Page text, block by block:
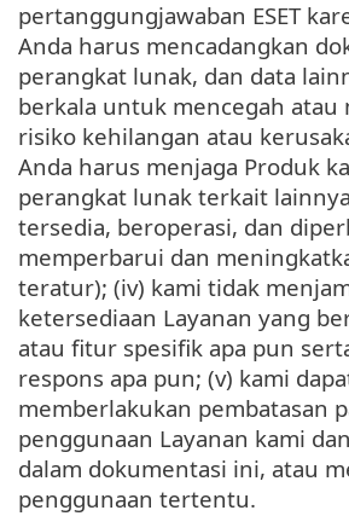
pertanggungjawaban ESET
Anda harus mencadangkan
perangkat lunak, dan data
berkala untuk mencegah atau
risiko kehilangan atau
Anda harus menjaga Produk
perangkat lunak terkait
tersedia, beroperasi, dan
memperbarui dan
teratur); (iv) kami tidak
ketersediaan Layanan yang
atau fitur spesifik apa pun
respons apa pun; (v) kami
memberlakukan pembatasan
penggunaan Layanan kami
dalam dokumentasi ini, atau
penggunaan tertentu.